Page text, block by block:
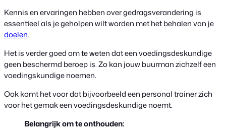
Kennis en ervaringen hebben over gedragsverandering is
essentieel als je geholpen wilt worden met het behalen van je
doelen.
Het is verder goed om te weten dat een voedingsdeskundige
geen beschermd beroep is. Zo kan jouw buurman zichzelf een
voedingskundige noemen.
Ook komt het voor dat bijvoorbeeld een personal trainer zich
voor het gemak een voedingsdeskundige noemt.
Belangrijk om te onthouden: